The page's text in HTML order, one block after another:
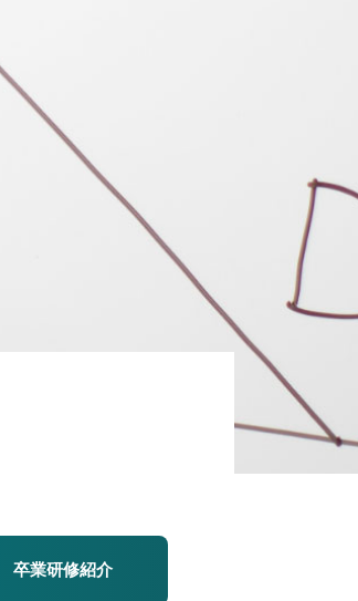
卒業研修紹介